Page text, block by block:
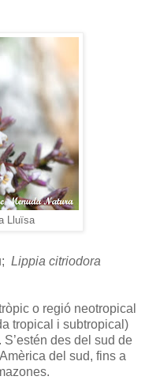
Lluïsa
Lippia citriodora
o regió neotropical
tropical i subtropical)
des del sud de
del sud, fins a